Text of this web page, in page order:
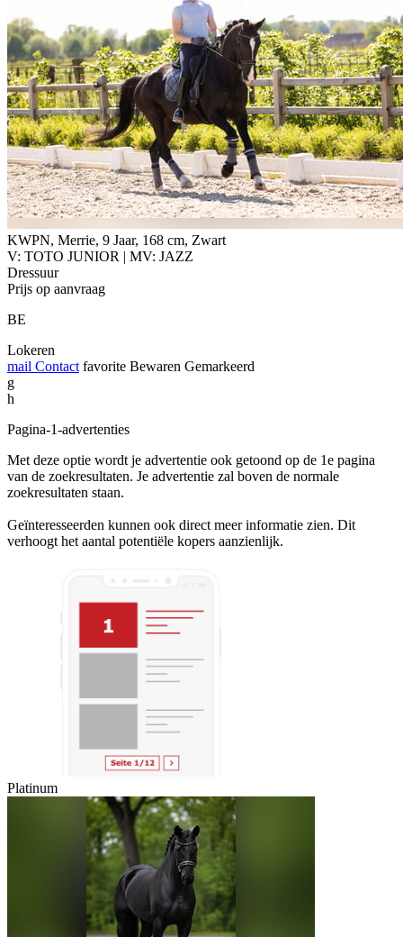
KWPN, Merrie, 9 Jaar, 168 cm, Zwart
V: TOTO JUNIOR | MV: JAZZ
Dressuur
Prijs op aanvraag
BE
Lokeren
mail Contact favorite Bewaren Gemarkeerd
g
h
Pagina-1-advertenties
Met deze optie wordt je advertentie ook getoond op de 1e pagina
van de zoekresultaten. Je advertentie zal boven de normale
zoekresultaten staan.
Geïnteresseerden kunnen ook direct meer informatie zien. Dit
verhoogt het aantal potentiële kopers aanzienlijk.
Platinum